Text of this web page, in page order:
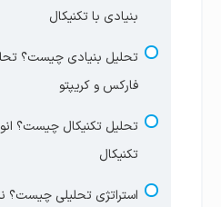
بنیادی با تکنیکال
تحلیل بنیادی چیست؟
فارکس و کریپتو
تحلیل تکنیکال چیست؟
تکنیکال
استراتژی تحلیلی چیست؟